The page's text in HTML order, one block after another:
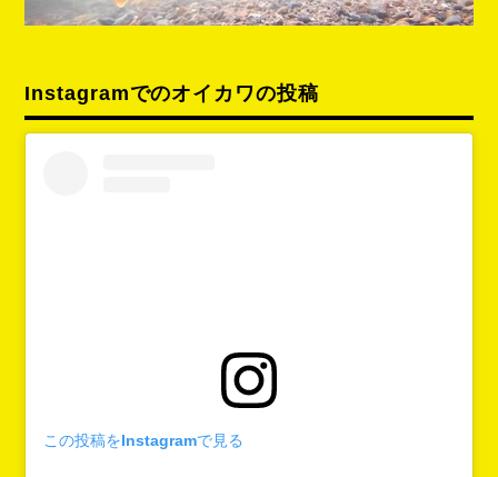
Instagramでのオイカワの投稿
この投稿をInstagramで見る